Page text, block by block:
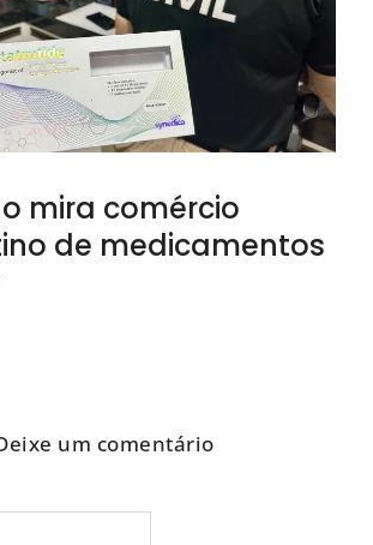
mira comércio
de medicamentos
um comentário